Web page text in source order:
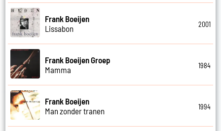
Frank Boeijen
Lissabon
2001
Frank Boeijen Groep
Mamma
1984
Frank Boeijen
Man zonder tranen
1994